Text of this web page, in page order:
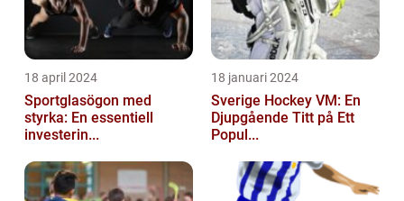
18 april 2024
Sportglasögon med
styrka: En essentiell
investerin...
18 januari 2024
Sverige Hockey VM: En
Djupgående Titt på Ett
Popul...